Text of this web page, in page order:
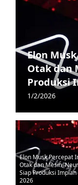
Elon
Otak dan
Produksi
1/2/2026
Elon Musk Percepat
Otak dan Mesin,
Siap Produksi Implan
2026